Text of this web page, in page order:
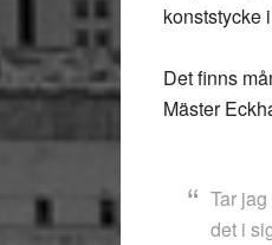
konststycke
Det finns
Mäster
Tar
det i